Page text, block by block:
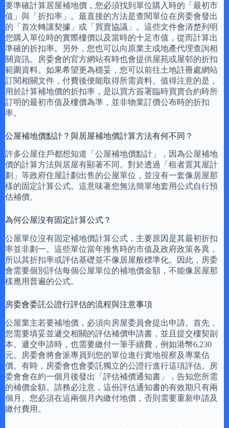
要準確計算居屋補地價，您必須找到單位購入時的「最初市
值」與「折扣率」。最直接的方法是查閱單位在房委會發出
的「首次轉讓契據」或「買賣協議」。這些文件會清楚列明
您購入單位時的實際樓價以及當時的十足市值，從而計算出
準確的折扣率。另外，您也可以向原業主或地產代理查詢相
關資訊。房委會的官方網站有時也會提供屋苑或屋邨的折扣
範圍資料。如果希望更為穩妥，您可以前往土地註冊處網站
訂閱相關文件，付費後便能取得所需資料。值得注意的是，
用於計算補地價的折扣率，是以買方簽署臨時買賣合約時所
訂明的最初市值及樓價為準，並非物業訂價公布時的折扣
率。
公屋補地價點計？與居屋補地價計算方法有何不同？
許多公屋住戶都想知道「公屋補地價點計」，因為公屋補地
價的計算方法與居屋有顯著不同。對於透過「租者置其屋計
劃」等政府住屋計劃出售的公屋單位，並沒有一套像居屋那
樣的固定計算公式。這意味著您無法簡單地套用公式自行預
估補價。
為何公屋沒有固定計算公式？
公屋單位沒有固定補地價計算公式，主要原因是其最初折扣
率並非劃一。這些單位當年推售時的市值及政府政策各異，
所以其折扣率或評估基礎並不像居屋般標準化。因此，房委
會需要個別評估每個公屋單位的補地價金額，不能像居屋那
樣應用普遍的公式。
房委會委託公證行評估的流程與注意事項
公屋業主若要補地價，必須向房屋委員會提出申請。首先，
您需要填妥並遞交相關的評估補價申請書，並且提交樓契副
本。遞交申請時，也需要繳付一筆手續費，例如港幣6,230
元。房委會將會派專員到您的單位進行實地視察及專業估
價。有時，房委會也會委託獨立的公證行進行這項評估。房
委會會在約一個月後發出「評估補價通知書」，告知您所需
的補價金額。請務必注意，這份評估通知書的有效期只有兩
個月。您必須在這兩個月內繳付地價，否則需要重新申請及
繳付費用。